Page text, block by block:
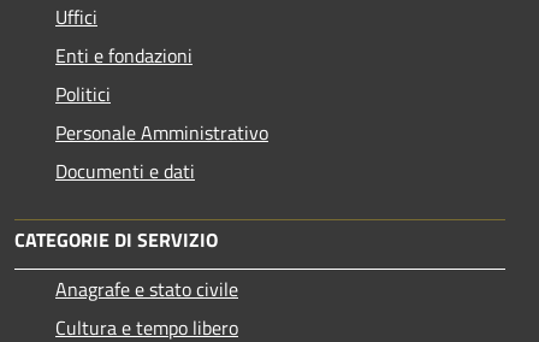
Uffici
Enti e fondazioni
Politici
Personale Amministrativo
Documenti e dati
CATEGORIE DI SERVIZIO
Anagrafe e stato civile
Cultura e tempo libero